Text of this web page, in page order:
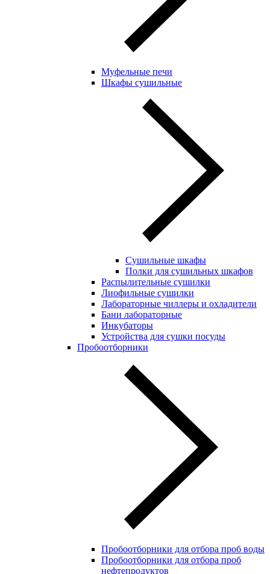
Муфельные печи
Шкафы сушильные
Сушильные шкафы
Полки для сушильных шкафов
Распылительные сушилки
Лиофильные сушилки
Лабораторные чиллеры и охладители
Бани лабораторные
Инкубаторы
Устройства для сушки посуды
Пробоотборники
Пробоотборники для отбора проб воды
Пробоотборники для отбора проб
нефтепродуктов